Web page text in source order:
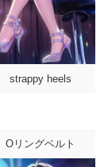
strappy heels
Oリングベルト